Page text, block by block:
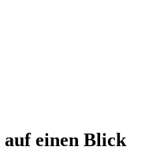
auf einen Blick